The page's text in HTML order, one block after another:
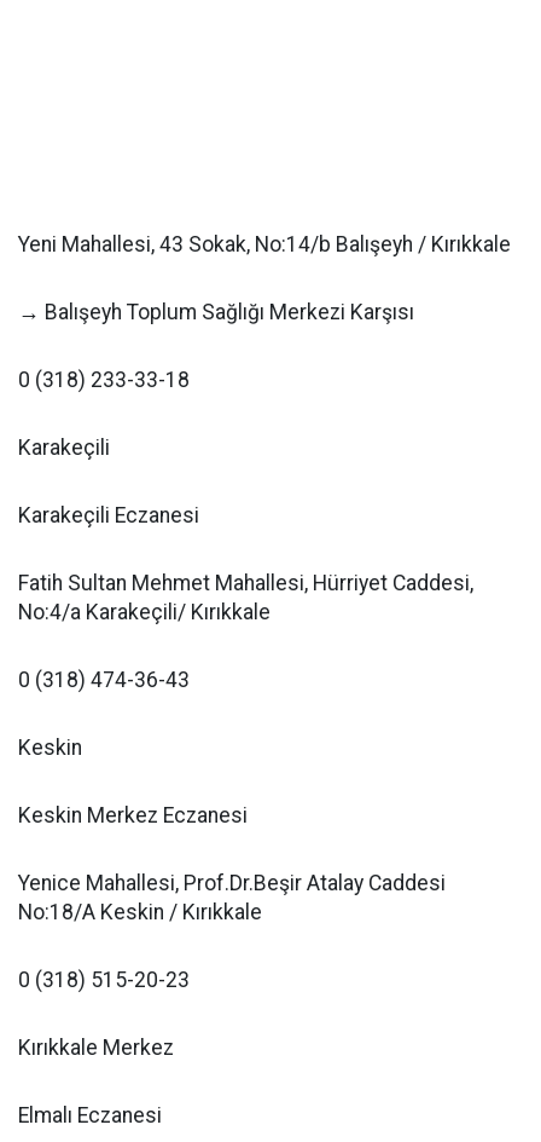
Yeni Mahallesi, 43 Sokak, No:14/b Balışeyh / Kırıkkale
→ Balışeyh Toplum Sağlığı Merkezi Karşısı
0 (318) 233-33-18
Karakeçili
Karakeçili Eczanesi
Fatih Sultan Mehmet Mahallesi, Hürriyet Caddesi,
No:4/a Karakeçili/ Kırıkkale
0 (318) 474-36-43
Keskin
Keskin Merkez Eczanesi
Yenice Mahallesi, Prof.Dr.Beşir Atalay Caddesi
No:18/A Keskin / Kırıkkale
0 (318) 515-20-23
Kırıkkale Merkez
Elmalı Eczanesi